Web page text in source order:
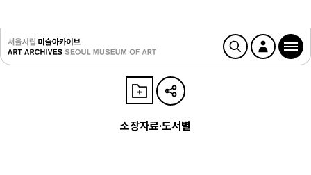
소장자료·도서별